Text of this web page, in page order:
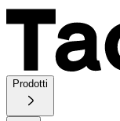
Prodotti